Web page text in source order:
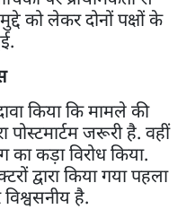
को लेकर दोनों पक्षों के
किया कि मामले की
जरूरी है. वहीं
का कड़ा विरोध किया.
द्वारा किया गया पहला
विश्वसनीय है.